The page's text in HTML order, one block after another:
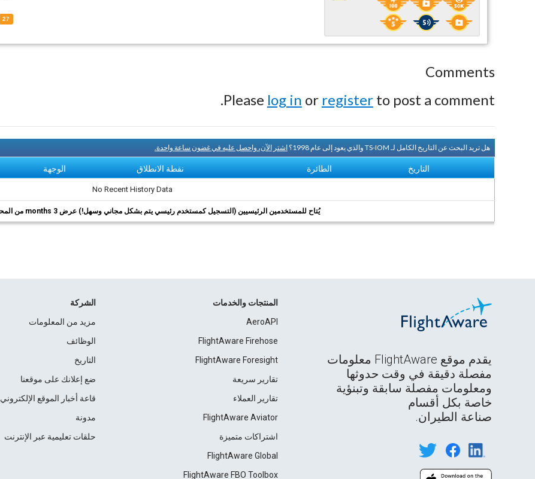
27
Comments
Please log in or registerto post a comment.
هل تريد البحث عن التاريخ الكامل لـ TS-IOM والذي يعود إلى عام 1998؟ اشتر الآن، واحصل عليه في غضون ساعة واحدة.
التاريخ الطائرة نقطة الانطلاق الوجهة
No Recent History Data
يُتاح للمستخدمين الرئيسيين (التسجيل كمستخدم رئيسي يتم بشكل مجاني وسهل!) عرض 3 months من المحفوظات.
يقدم موقع FlightAware معلومات
مفصلة دقيقة في وقت حدوثها
ومعلومات مفصلة سابقة وتبنؤية
خاصة بكل أقسام
صناعة الطيران.
المنتجات والخدمات
AeroAPI
FlightAware Firehose
FlightAware Foresight
تقارير سريعة
تقارير العملاء
FlightAware Aviator
اشتراكات متميزة
FlightAware Global
FlightAware FBO Toolbox
الشركة
مزيد من المعلومات
الوظائف
التاريخ
ضع إعلانك على موقعنا
قاعة أخبار الموقع الإلكتروني
مدونة
حلقات تعليمية عبر الإنترنت